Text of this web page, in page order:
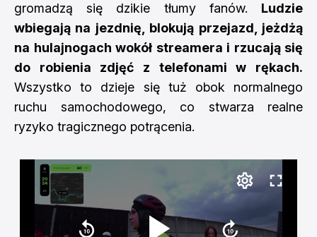
gromadzą się dzikie tłumy fanów. Ludzie
wbiegają na jezdnię, blokują przejazd, jeżdżą
na hulajnogach wokół streamera i rzucają się
do robienia zdjęć z telefonami w rękach.
Wszystko to dzieje się tuż obok normalnego
ruchu samochodowego, co stwarza realne
ryzyko tragicznego potrącenia.